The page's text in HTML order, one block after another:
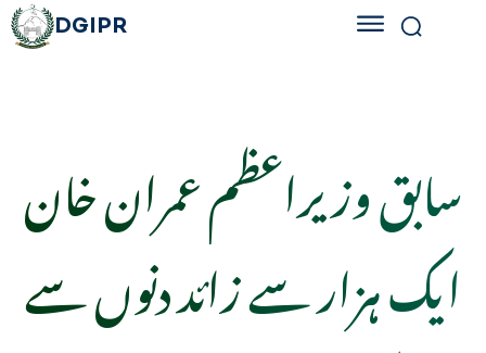
DGIPR
سابق وزیراعظم عمران خان
ایک ہزار سے زائد دنوں سے